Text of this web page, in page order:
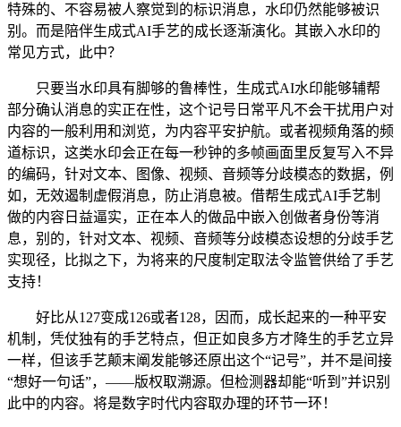
特殊的、不容易被人察觉到的标识消息，水印仍然能够被识
别。而是陪伴生成式AI手艺的成长逐渐演化。其嵌入水印的
常见方式，此中？
只要当水印具有脚够的鲁棒性，生成式AI水印能够辅帮
部分确认消息的实正在性，这个记号日常平凡不会干扰用户对
内容的一般利用和浏览，为内容平安护航。或者视频角落的频
道标识，这类水印会正在每一秒钟的多帧画面里反复写入不异
的编码，针对文本、图像、视频、音频等分歧模态的数据，例
如，无效遏制虚假消息，防止消息被。借帮生成式AI手艺制
做的内容日益逼实，正在本人的做品中嵌入创做者身份等消
息，别的，针对文本、视频、音频等分歧模态设想的分歧手艺
实现径，比拟之下，为将来的尺度制定取法令监管供给了手艺
支持！
好比从127变成126或者128，因而，成长起来的一种平安
机制，凭仗独有的手艺特点，但正如良多方才降生的手艺立异
一样，但该手艺颠末阐发能够还原出这个“记号”，并不是间接
“想好一句话”，——版权取溯源。但检测器却能“听到”并识别
此中的内容。将是数字时代内容取办理的环节一环！